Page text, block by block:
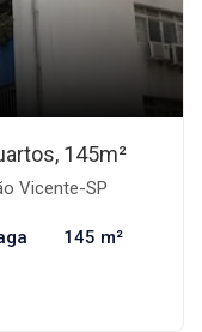
145m²
Vicente-SP
145 m²